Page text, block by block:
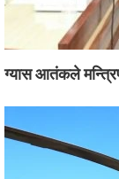
ग्यास आतंकले